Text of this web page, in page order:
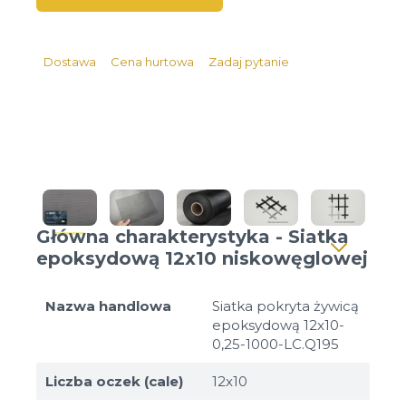
Dostawa Cena hurtowa Zadaj pytanie
Główna charakterystyka - Siatka
epoksydową 12x10 niskowęglowej
Nazwa handlowa
Siatka pokryta żywicą
epoksydową 12x10-
0,25-1000-LC.Q195
Liczba oczek (cale) 12x10